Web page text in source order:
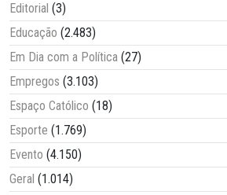
Editorial (3)
Educação (2.483)
Em Dia com a Política (27)
Empregos (3.103)
Espaço Católico (18)
Esporte (1.769)
Evento (4.150)
Geral (1.014)